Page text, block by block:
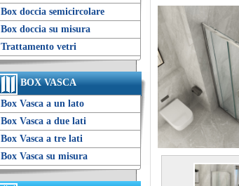
Box doccia semicircolare
Box doccia su misura
Trattamento vetri
BOX VASCA
Box Vasca a un lato
Box Vasca a due lati
Box Vasca a tre lati
Box Vasca su misura